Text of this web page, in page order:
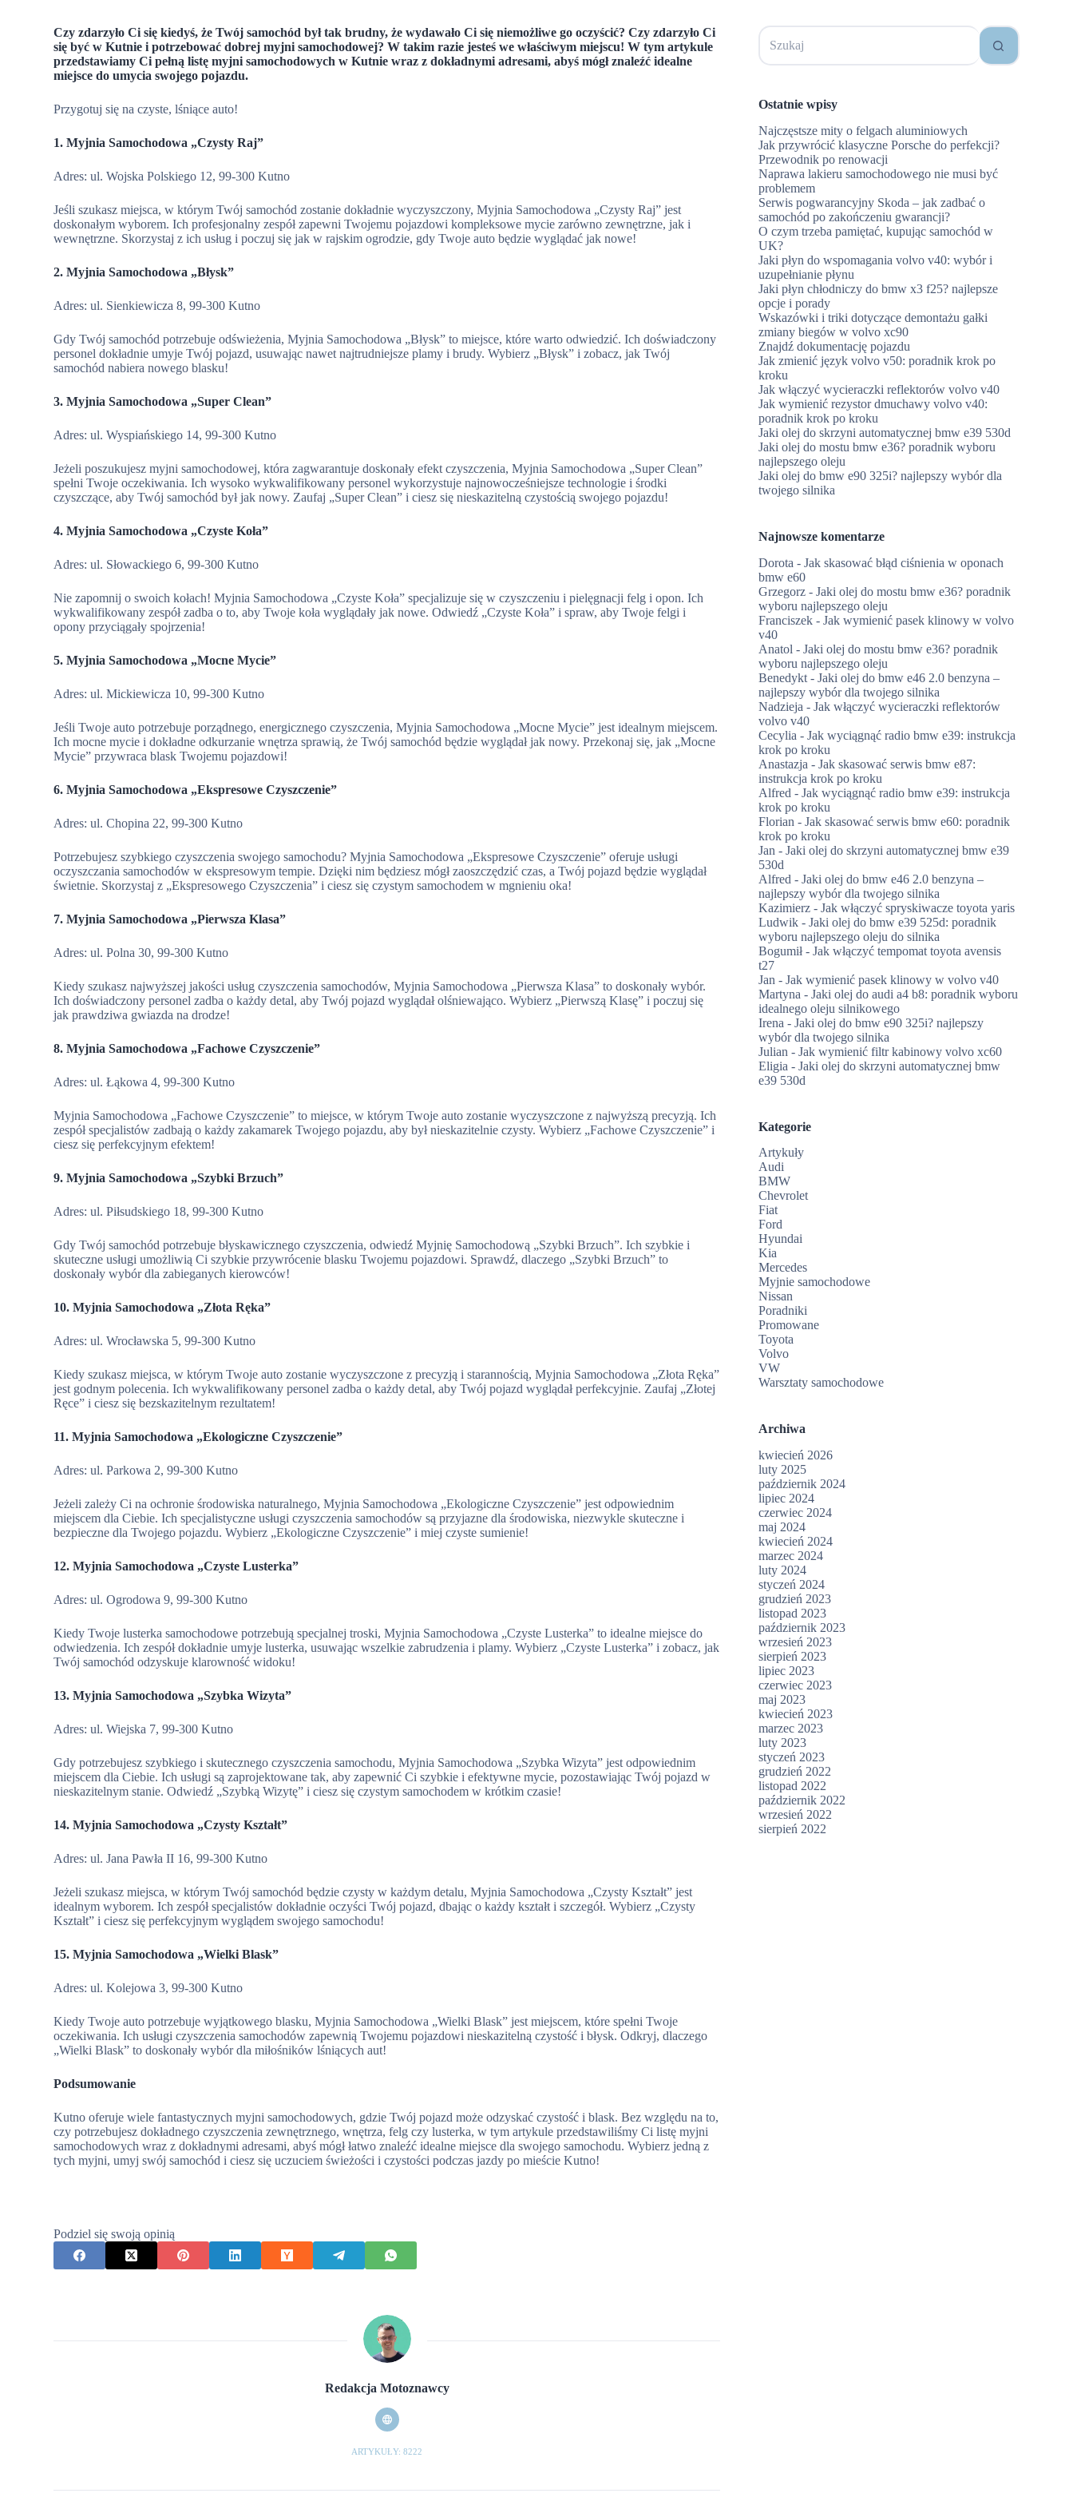
Czy zdarzyło Ci się kiedyś, że Twój samochód był tak brudny, że wydawało Ci się niemożliwe go oczyścić? Czy zdarzyło Ci
się być w Kutnie i potrzebować dobrej myjni samochodowej? W takim razie jesteś we właściwym miejscu! W tym artykule
przedstawiamy Ci pełną listę myjni samochodowych w Kutnie wraz z dokładnymi adresami, abyś mógł znaleźć idealne
miejsce do umycia swojego pojazdu.
Przygotuj się na czyste, lśniące auto!
1. Myjnia Samochodowa „Czysty Raj”
Adres: ul. Wojska Polskiego 12, 99-300 Kutno
Jeśli szukasz miejsca, w którym Twój samochód zostanie dokładnie wyczyszczony, Myjnia Samochodowa „Czysty Raj” jest
doskonałym wyborem. Ich profesjonalny zespół zapewni Twojemu pojazdowi kompleksowe mycie zarówno zewnętrzne, jak i
wewnętrzne. Skorzystaj z ich usług i poczuj się jak w rajskim ogrodzie, gdy Twoje auto będzie wyglądać jak nowe!
2. Myjnia Samochodowa „Błysk”
Adres: ul. Sienkiewicza 8, 99-300 Kutno
Gdy Twój samochód potrzebuje odświeżenia, Myjnia Samochodowa „Błysk” to miejsce, które warto odwiedzić. Ich doświadczony
personel dokładnie umyje Twój pojazd, usuwając nawet najtrudniejsze plamy i brudy. Wybierz „Błysk” i zobacz, jak Twój
samochód nabiera nowego blasku!
3. Myjnia Samochodowa „Super Clean”
Adres: ul. Wyspiańskiego 14, 99-300 Kutno
Jeżeli poszukujesz myjni samochodowej, która zagwarantuje doskonały efekt czyszczenia, Myjnia Samochodowa „Super Clean”
spełni Twoje oczekiwania. Ich wysoko wykwalifikowany personel wykorzystuje najnowocześniejsze technologie i środki
czyszczące, aby Twój samochód był jak nowy. Zaufaj „Super Clean” i ciesz się nieskazitelną czystością swojego pojazdu!
4. Myjnia Samochodowa „Czyste Koła”
Adres: ul. Słowackiego 6, 99-300 Kutno
Nie zapomnij o swoich kołach! Myjnia Samochodowa „Czyste Koła” specjalizuje się w czyszczeniu i pielęgnacji felg i opon. Ich
wykwalifikowany zespół zadba o to, aby Twoje koła wyglądały jak nowe. Odwiedź „Czyste Koła” i spraw, aby Twoje felgi i
opony przyciągały spojrzenia!
5. Myjnia Samochodowa „Mocne Mycie”
Adres: ul. Mickiewicza 10, 99-300 Kutno
Jeśli Twoje auto potrzebuje porządnego, energicznego czyszczenia, Myjnia Samochodowa „Mocne Mycie” jest idealnym miejscem.
Ich mocne mycie i dokładne odkurzanie wnętrza sprawią, że Twój samochód będzie wyglądał jak nowy. Przekonaj się, jak „Mocne
Mycie” przywraca blask Twojemu pojazdowi!
6. Myjnia Samochodowa „Ekspresowe Czyszczenie”
Adres: ul. Chopina 22, 99-300 Kutno
Potrzebujesz szybkiego czyszczenia swojego samochodu? Myjnia Samochodowa „Ekspresowe Czyszczenie” oferuje usługi
oczyszczania samochodów w ekspresowym tempie. Dzięki nim będziesz mógł zaoszczędzić czas, a Twój pojazd będzie wyglądał
świetnie. Skorzystaj z „Ekspresowego Czyszczenia” i ciesz się czystym samochodem w mgnieniu oka!
7. Myjnia Samochodowa „Pierwsza Klasa”
Adres: ul. Polna 30, 99-300 Kutno
Kiedy szukasz najwyższej jakości usług czyszczenia samochodów, Myjnia Samochodowa „Pierwsza Klasa” to doskonały wybór.
Ich doświadczony personel zadba o każdy detal, aby Twój pojazd wyglądał olśniewająco. Wybierz „Pierwszą Klasę” i poczuj się
jak prawdziwa gwiazda na drodze!
8. Myjnia Samochodowa „Fachowe Czyszczenie”
Adres: ul. Łąkowa 4, 99-300 Kutno
Myjnia Samochodowa „Fachowe Czyszczenie” to miejsce, w którym Twoje auto zostanie wyczyszczone z najwyższą precyzją. Ich
zespół specjalistów zadbają o każdy zakamarek Twojego pojazdu, aby był nieskazitelnie czysty. Wybierz „Fachowe Czyszczenie” i
ciesz się perfekcyjnym efektem!
9. Myjnia Samochodowa „Szybki Brzuch”
Adres: ul. Piłsudskiego 18, 99-300 Kutno
Gdy Twój samochód potrzebuje błyskawicznego czyszczenia, odwiedź Myjnię Samochodową „Szybki Brzuch”. Ich szybkie i
skuteczne usługi umożliwią Ci szybkie przywrócenie blasku Twojemu pojazdowi. Sprawdź, dlaczego „Szybki Brzuch” to
doskonały wybór dla zabieganych kierowców!
10. Myjnia Samochodowa „Złota Ręka”
Adres: ul. Wrocławska 5, 99-300 Kutno
Kiedy szukasz miejsca, w którym Twoje auto zostanie wyczyszczone z precyzją i starannością, Myjnia Samochodowa „Złota Ręka”
jest godnym polecenia. Ich wykwalifikowany personel zadba o każdy detal, aby Twój pojazd wyglądał perfekcyjnie. Zaufaj „Złotej
Ręce” i ciesz się bezskazitelnym rezultatem!
11. Myjnia Samochodowa „Ekologiczne Czyszczenie”
Adres: ul. Parkowa 2, 99-300 Kutno
Jeżeli zależy Ci na ochronie środowiska naturalnego, Myjnia Samochodowa „Ekologiczne Czyszczenie” jest odpowiednim
miejscem dla Ciebie. Ich specjalistyczne usługi czyszczenia samochodów są przyjazne dla środowiska, niezwykle skuteczne i
bezpieczne dla Twojego pojazdu. Wybierz „Ekologiczne Czyszczenie” i miej czyste sumienie!
12. Myjnia Samochodowa „Czyste Lusterka”
Adres: ul. Ogrodowa 9, 99-300 Kutno
Kiedy Twoje lusterka samochodowe potrzebują specjalnej troski, Myjnia Samochodowa „Czyste Lusterka” to idealne miejsce do
odwiedzenia. Ich zespół dokładnie umyje lusterka, usuwając wszelkie zabrudzenia i plamy. Wybierz „Czyste Lusterka” i zobacz, jak
Twój samochód odzyskuje klarowność widoku!
13. Myjnia Samochodowa „Szybka Wizyta”
Adres: ul. Wiejska 7, 99-300 Kutno
Gdy potrzebujesz szybkiego i skutecznego czyszczenia samochodu, Myjnia Samochodowa „Szybka Wizyta” jest odpowiednim
miejscem dla Ciebie. Ich usługi są zaprojektowane tak, aby zapewnić Ci szybkie i efektywne mycie, pozostawiając Twój pojazd w
nieskazitelnym stanie. Odwiedź „Szybką Wizytę” i ciesz się czystym samochodem w krótkim czasie!
14. Myjnia Samochodowa „Czysty Kształt”
Adres: ul. Jana Pawła II 16, 99-300 Kutno
Jeżeli szukasz miejsca, w którym Twój samochód będzie czysty w każdym detalu, Myjnia Samochodowa „Czysty Kształt” jest
idealnym wyborem. Ich zespół specjalistów dokładnie oczyści Twój pojazd, dbając o każdy kształt i szczegół. Wybierz „Czysty
Kształt” i ciesz się perfekcyjnym wyglądem swojego samochodu!
15. Myjnia Samochodowa „Wielki Blask”
Adres: ul. Kolejowa 3, 99-300 Kutno
Kiedy Twoje auto potrzebuje wyjątkowego blasku, Myjnia Samochodowa „Wielki Blask” jest miejscem, które spełni Twoje
oczekiwania. Ich usługi czyszczenia samochodów zapewnią Twojemu pojazdowi nieskazitelną czystość i błysk. Odkryj, dlaczego
„Wielki Blask” to doskonały wybór dla miłośników lśniących aut!
Podsumowanie
Kutno oferuje wiele fantastycznych myjni samochodowych, gdzie Twój pojazd może odzyskać czystość i blask. Bez względu na to,
czy potrzebujesz dokładnego czyszczenia zewnętrznego, wnętrza, felg czy lusterka, w tym artykule przedstawiliśmy Ci listę myjni
samochodowych wraz z dokładnymi adresami, abyś mógł łatwo znaleźć idealne miejsce dla swojego samochodu. Wybierz jedną z
tych myjni, umyj swój samochód i ciesz się uczuciem świeżości i czystości podczas jazdy po mieście Kutno!
Podziel się swoją opinią
Redakcja Motoznawcy
ARTYKUŁY: 8222
Brak
wyników
Ostatnie wpisy
Najczęstsze mity o felgach aluminiowych
Jak przywrócić klasyczne Porsche do perfekcji?
Przewodnik po renowacji
Naprawa lakieru samochodowego nie musi być
problemem
Serwis pogwarancyjny Skoda – jak zadbać o
samochód po zakończeniu gwarancji?
O czym trzeba pamiętać, kupując samochód w
UK?
Jaki płyn do wspomagania volvo v40: wybór i
uzupełnianie płynu
Jaki płyn chłodniczy do bmw x3 f25? najlepsze
opcje i porady
Wskazówki i triki dotyczące demontażu gałki
zmiany biegów w volvo xc90
Znajdź dokumentację pojazdu
Jak zmienić język volvo v50: poradnik krok po
kroku
Jak włączyć wycieraczki reflektorów volvo v40
Jak wymienić rezystor dmuchawy volvo v40:
poradnik krok po kroku
Jaki olej do skrzyni automatycznej bmw e39 530d
Jaki olej do mostu bmw e36? poradnik wyboru
najlepszego oleju
Jaki olej do bmw e90 325i? najlepszy wybór dla
twojego silnika
Najnowsze komentarze
Dorota -Jak skasować błąd ciśnienia w oponach
bmw e60
Grzegorz -Jaki olej do mostu bmw e36? poradnik
wyboru najlepszego oleju
Franciszek -Jak wymienić pasek klinowy w volvo
v40
Anatol -Jaki olej do mostu bmw e36? poradnik
wyboru najlepszego oleju
Benedykt -Jaki olej do bmw e46 2.0 benzyna –
najlepszy wybór dla twojego silnika
Nadzieja -Jak włączyć wycieraczki reflektorów
volvo v40
Cecylia -Jak wyciągnąć radio bmw e39: instrukcja
krok po kroku
Anastazja -Jak skasować serwis bmw e87:
instrukcja krok po kroku
Alfred -Jak wyciągnąć radio bmw e39: instrukcja
krok po kroku
Florian -Jak skasować serwis bmw e60: poradnik
krok po kroku
Jan -Jaki olej do skrzyni automatycznej bmw e39
530d
Alfred -Jaki olej do bmw e46 2.0 benzyna –
najlepszy wybór dla twojego silnika
Kazimierz -Jak włączyć spryskiwacze toyota yaris
Ludwik -Jaki olej do bmw e39 525d: poradnik
wyboru najlepszego oleju do silnika
Bogumił-Jak włączyć tempomat toyota avensis
t27
Jan -Jak wymienić pasek klinowy w volvo v40
Martyna -Jaki olej do audi a4 b8: poradnik wyboru
idealnego oleju silnikowego
Irena -Jaki olej do bmw e90 325i? najlepszy
wybór dla twojego silnika
Julian -Jak wymienić filtr kabinowy volvo xc60
Eligia -Jaki olej do skrzyni automatycznej bmw
e39 530d
Kategorie
Artykuły
Audi
BMW
Chevrolet
Fiat
Ford
Hyundai
Kia
Mercedes
Myjnie samochodowe
Nissan
Poradniki
Promowane
Toyota
Volvo
VW
Warsztaty samochodowe
Archiwa
kwiecień 2026
luty 2025
październik 2024
lipiec 2024
czerwiec 2024
maj 2024
kwiecień 2024
marzec 2024
luty 2024
styczeń 2024
grudzień 2023
listopad 2023
październik 2023
wrzesień 2023
sierpień 2023
lipiec 2023
czerwiec 2023
maj 2023
kwiecień 2023
marzec 2023
luty 2023
styczeń 2023
grudzień 2022
listopad 2022
październik 2022
wrzesień 2022
sierpień 2022